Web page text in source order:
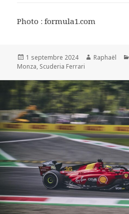
Photo : formula1.com
Publié
le
1 septembre 2024 Auteur
Raphaël
Monza, Scuderia Ferrari